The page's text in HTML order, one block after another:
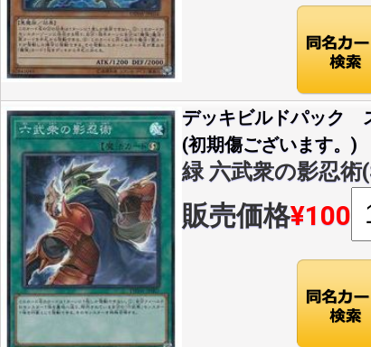
デッキビルドパック
(初期傷ございます。)
緑 六武衆の影忍術
販売価格¥100